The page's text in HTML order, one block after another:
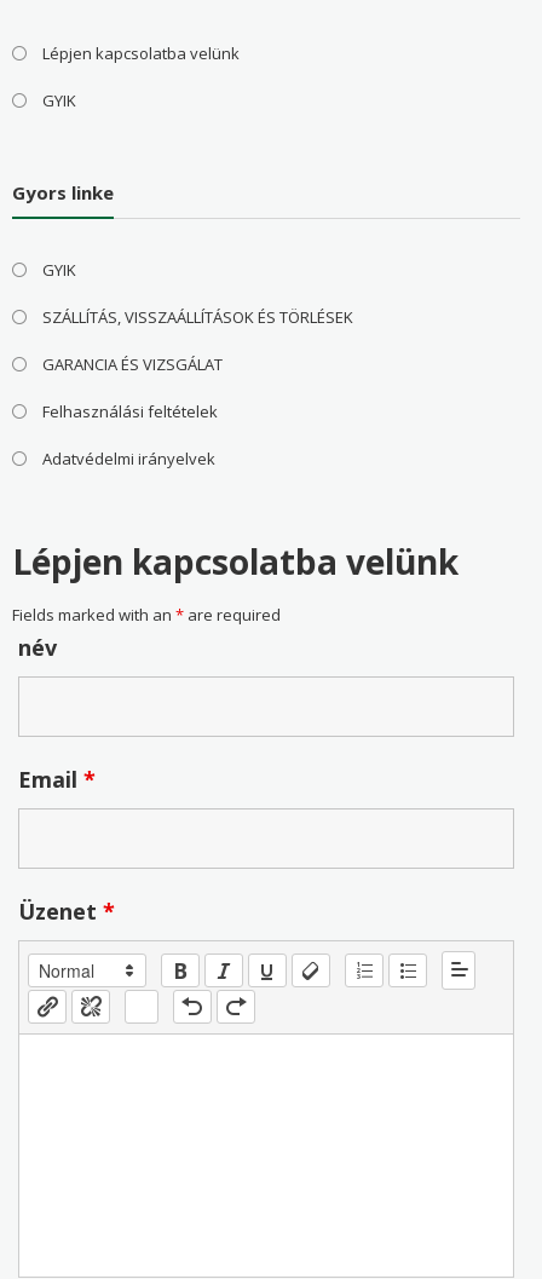
Lépjen kapcsolatba velünk
GYIK
Gyors linke
GYIK
SZÁLLÍTÁS, VISSZAÁLLÍTÁSOK ÉS TÖRLÉSEK
GARANCIA ÉS VIZSGÁLAT
Felhasználási feltételek
Adatvédelmi irányelvek
Lépjen kapcsolatba velünk
Fields marked with an *are required
név
Email *
Üzenet *